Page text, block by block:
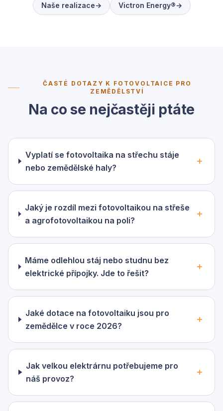
Naše realizace→ Victron Energy®→
ČASTÉ DOTAZY K FOTOVOLTAICE PRO
ZEMĚDĚLSTVÍ
Na co se nejčastěji ptáte
Vyplatí se fotovoltaika na střechu stáje
nebo zemědělské haly?
Jaký je rozdíl mezi fotovoltaikou na střeše
a agrofotovoltaikou na poli?
Máme odlehlou stáj nebo studnu bez
elektrické přípojky. Jde to řešit?
Jaké dotace na fotovoltaiku jsou pro
zemědělce v roce 2026?
Jak velkou elektrárnu potřebujeme pro
náš provoz?